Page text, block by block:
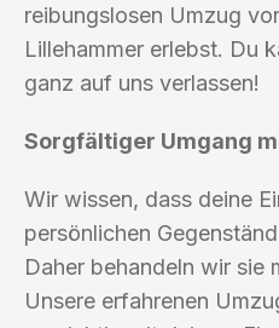
reibungslosen Umzug
Lillehammer erlebst. Du
ganz auf uns verlassen!
Sorgfältiger Umgang
Wir wissen, dass deine
persönlichen
Daher behandeln wir sie
Unsere erfahrenen